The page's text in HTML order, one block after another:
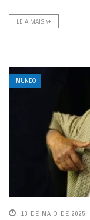
LEIA MAIS \+
MUNDO
13 DE MAIO DE 2025